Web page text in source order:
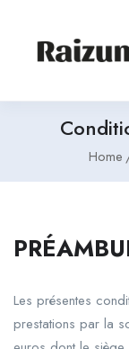
Home
Les présentes
prestations par la